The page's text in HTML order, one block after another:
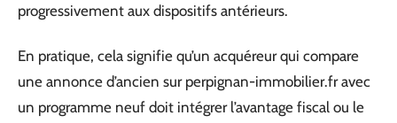
progressivement aux dispositifs antérieurs.
En pratique, cela signifie qu’un acquéreur qui compare
une annonce d’ancien sur perpignan-immobilier.fr avec
un programme neuf doit intégrer l’avantage fiscal ou le